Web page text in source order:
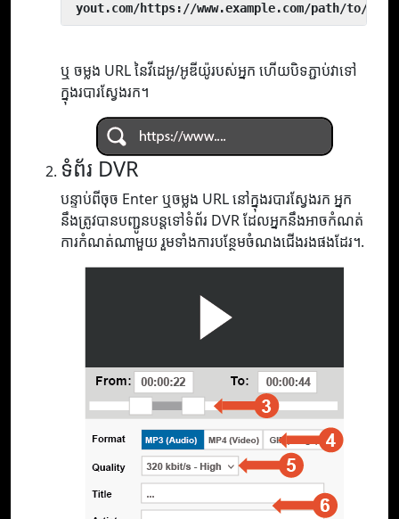
yout.com/https://www.example.com/path/to/
ឬ ចម្លង URL នៃវីដេអូ/អូឌីយ៉ូរបស់អ្នក ហើយបិទភ្ជាប់វាទៅ
ក្នុងរបារស្វែងរក។
ទំព័រ DVR
បន្ទាប់ពីចុច Enter ឬចម្លង URL នៅក្នុងរបារស្វែងរក អ្នក
នឹងត្រូវបានបញ្ជូនបន្តទៅទំព័រ DVR ដែលអ្នកនឹងអាចកំណត់
ការកំណត់ណាមួយ រួមទាំងការបន្ថែមចំណងជើងរងផងដែរ។.